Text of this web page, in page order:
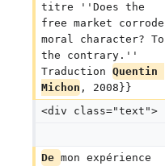
titre ''Does the
free market corrode
moral character? To
the contrary.''
Traduction Quentin
Michon , 2008}}
<div class="text">
De mon expérience